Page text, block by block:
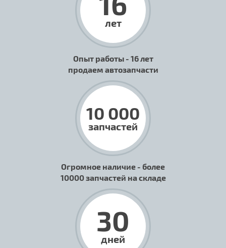
лет
Опыт работы - 16 лет
продаем автозапчасти
10 000
запчастей
Огромное наличие - более
10000 запчастей на складе
30
дней